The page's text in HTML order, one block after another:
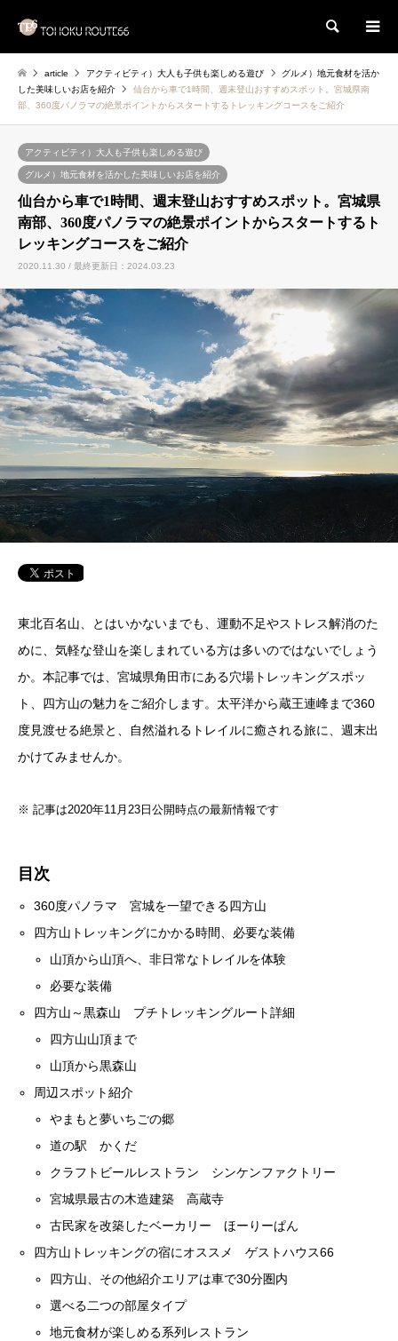
検索
article アクティビティ）大人も子供も楽しめる遊び
グルメ）地元食材を活か
した美味しいお店を紹介
仙台から車で1時間、週末登山おすすめスポット。宮城県南
部、360度パノラマの絶景ポイントからスタートするトレッキングコースをご紹介
アクティビティ）大人も子供も楽しめる遊び
グルメ）地元食材を活かした美味しいお店を紹介
仙台から車で1時間、週末登山おすすめスポット。宮城県
南部、360度パノラマの絶景ポイントからスタートするト
レッキングコースをご紹介
2020.11.30 / 最終更新日：2024.03.23
東北百名山、とはいかないまでも、運動不足やストレス解消のた
めに、気軽な登山を楽しまれている方は多いのではないでしょう
か。本記事では、宮城県角田市にある穴場トレッキングスポッ
ト、四方山の魅力をご紹介します。太平洋から蔵王連峰まで360
度見渡せる絶景と、自然溢れるトレイルに癒される旅に、週末出
かけてみませんか。
※ 記事は2020年11月23日公開時点の最新情報です
目次
360度パノラマ 宮城を一望できる四方山
四方山トレッキングにかかる時間、必要な装備
山頂から山頂へ、非日常なトレイルを体験
必要な装備
四方山～黒森山 プチトレッキングルート詳細
四方山山頂まで
山頂から黒森山
周辺スポット紹介
やまもと夢いちごの郷
道の駅 かくだ
クラフトビールレストラン シンケンファクトリー
宮城県最古の木造建築 高蔵寺
古民家を改築したベーカリー ほーりーぱん
四方山トレッキングの宿にオススメ ゲストハウス66
四方山、その他紹介エリアは車で30分圏内
選べる二つの部屋タイプ
地元食材が楽しめる系列レストラン